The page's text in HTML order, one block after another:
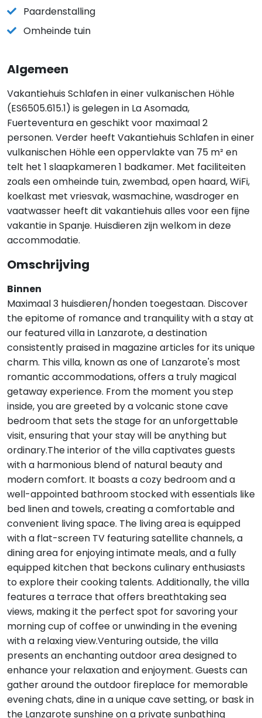
Paardenstalling
Omheinde tuin
Algemeen
Vakantiehuis Schlafen in einer vulkanischen Höhle
(ES6505.615.1) is gelegen in La Asomada,
Fuerteventura en geschikt voor maximaal 2
personen. Verder heeft Vakantiehuis Schlafen in einer
vulkanischen Höhle een oppervlakte van 75 m² en
telt het 1 slaapkameren 1 badkamer. Met faciliteiten
zoals een omheinde tuin, zwembad, open haard, WiFi,
koelkast met vriesvak, wasmachine, wasdroger en
vaatwasser heeft dit vakantiehuis alles voor een fijne
vakantie in Spanje. Huisdieren zijn welkom in deze
accommodatie.
Omschrijving
Binnen
Maximaal 3 huisdieren/honden toegestaan. Discover
the epitome of romance and tranquility with a stay at
our featured villa in Lanzarote, a destination
consistently praised in magazine articles for its unique
charm. This villa, known as one of Lanzarote's most
romantic accommodations, offers a truly magical
getaway experience. From the moment you step
inside, you are greeted by a volcanic stone cave
bedroom that sets the stage for an unforgettable
visit, ensuring that your stay will be anything but
ordinary.The interior of the villa captivates guests
with a harmonious blend of natural beauty and
modern comfort. It boasts a cozy bedroom and a
well-appointed bathroom stocked with essentials like
bed linen and towels, creating a comfortable and
convenient living space. The living area is equipped
with a flat-screen TV featuring satellite channels, a
dining area for enjoying intimate meals, and a fully
equipped kitchen that beckons culinary enthusiasts
to explore their cooking talents. Additionally, the villa
features a terrace that offers breathtaking sea
views, making it the perfect spot for savoring your
morning cup of coffee or unwinding in the evening
with a relaxing view.Venturing outside, the villa
presents an enchanting outdoor area designed to
enhance your relaxation and enjoyment. Guests can
gather around the outdoor fireplace for memorable
evening chats, dine in a unique cave setting, or bask in
the Lanzarote sunshine on a private sunbathing